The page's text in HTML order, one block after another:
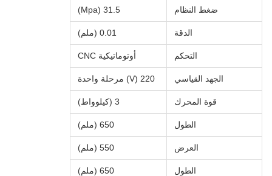
ضغط النظام 31.5 (Mpa)
الدقة 0.01 (ملم)
التحكم أوتوماتيكية CNC
الجهد القياسي 220 (V) مرحلة واحدة
قوة المحرك 3 (كيلوواط)
الطول 650 (ملم)
العرض 550 (ملم)
الطول 650 (ملم)